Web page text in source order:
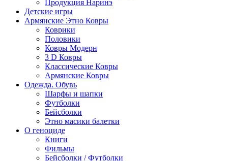
Продукция Наринэ
Детские игры
Армянские Этно Ковры
Коврики
Половики
Ковры Модерн
3 D Ковры
Классические Ковры
Армянские Ковры
Одежда. Обувь
Шарфы и шапки
Футболки
Бейсболки
Этно масики балетки
О геноциде
Книги
Фильмы
Бейсболки / Футболки